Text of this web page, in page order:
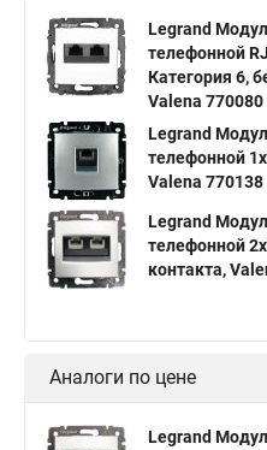
Legrand
телефонной
Категория 6,
Valena 770080
Legrand
телефонной
Valena 770138
Legrand
телефонной
контакта,
Аналоги по цене
Legrand